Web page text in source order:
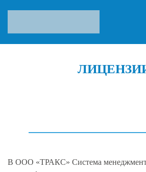
В ООО «ТРАКС» Система менеджмента